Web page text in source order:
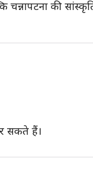
की
सकते हैं।